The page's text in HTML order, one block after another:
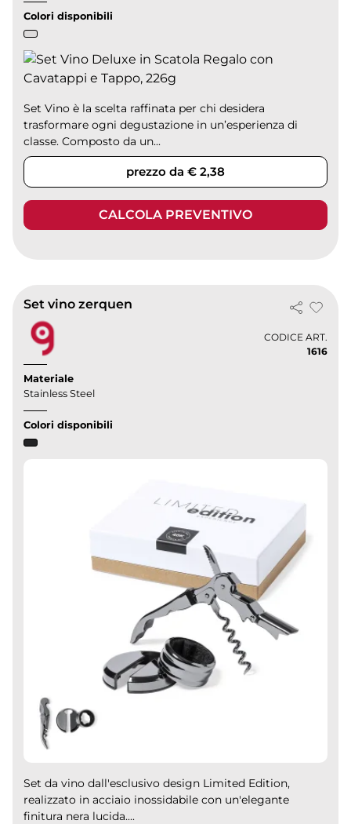
Colori disponibili
Set Vino è la scelta raffinata per chi desidera
trasformare ogni degustazione in un’esperienza di
classe. Composto da un...
prezzo da € 2,38
CALCOLA PREVENTIVO
Set vino zerquen
CODICE ART.
1616
Materiale
Stainless Steel
Colori disponibili
Set da vino dall'esclusivo design Limited Edition,
realizzato in acciaio inossidabile con un'elegante
finitura nera lucida....